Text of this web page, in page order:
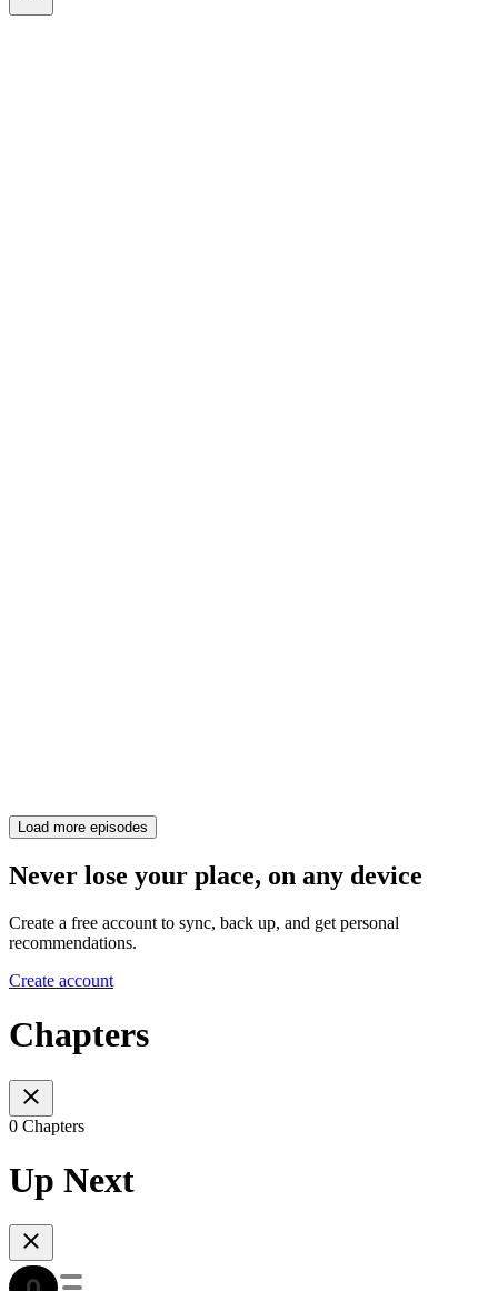
Load more episodes
Never lose your place, on any device
Create a free account to sync, back up, and get personal
recommendations.
Create account
Chapters
0 Chapters
Up Next